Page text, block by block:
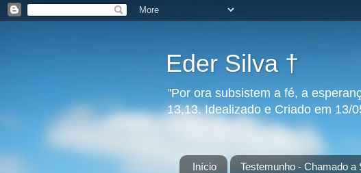
Eder Silva †
"Por ora subsistem a fé, a
13,13. Idealizado e Criado em 13/
Início Testemunho - Chamado a